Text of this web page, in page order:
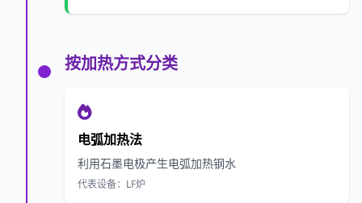
按加热方式分类
电弧加热法
利用石墨电极产生电弧加热钢水
代表设备：LF炉